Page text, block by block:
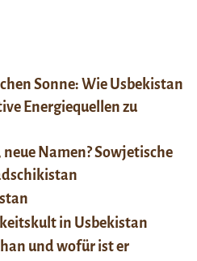
Sonne: Wie Usbekistan
Energiequellen zu
Namen? Sowjetische
in Usbekistan
und wofür ist er